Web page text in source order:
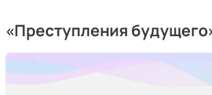
«Преступления